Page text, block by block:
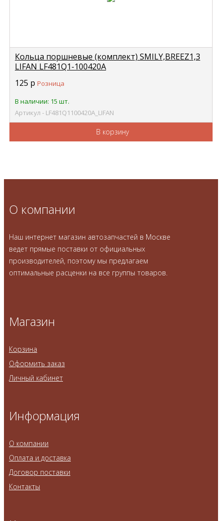
Кольца поршневые (комплект) SMILY,BREEZ1,3
LIFAN LF481Q1-100420A
125 р Розница
В наличии: 15 шт.
Артикул - LF481Q1100420A_LIFAN
В корзину
О компании
Наш интернет магазин автозапчастей в Москве
ведет прямые поставки от официальных
производителей, поэтому мы предлагаем
оптимальные расценки на все группы товаров.
Магазин
Корзина
Оформить заказ
Личный кабинет
Информация
О компании
Оплата и доставка
Договор поставки
Контакты